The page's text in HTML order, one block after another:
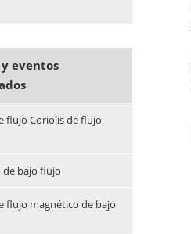
eventos
flujo Coriolis de flujo
bajo flujo
flujo magnético de bajo